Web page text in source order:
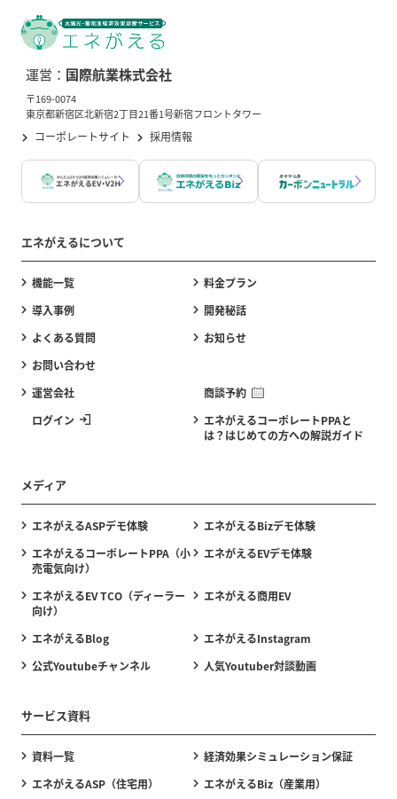
運営： 国際航業株式会社
〒169-0074
東京都新宿区北新宿2丁目21番1号新宿フロントタワー
コーポレートサイト 採用情報
エネがえるについて
機能一覧
料金プラン
導入事例
開発秘話
よくある質問
お知らせ
お問い合わせ
運営会社
商談予約
ログイン
エネがえるコーポレートPPAと
は？はじめての方への解説ガイド
メディア
エネがえるASPデモ体験
エネがえるBizデモ体験
エネがえるコーポレートPPA（小
売電気向け）
エネがえるEVデモ体験
エネがえるEV TCO（ディーラー
向け）
エネがえる商用EV
エネがえるBlog
エネがえるInstagram
公式Youtubeチャンネル
人気Youtuber対談動画
サービス資料
資料一覧
経済効果シミュレーション保証
エネがえるASP（住宅用）
エネがえるBiz（産業用）